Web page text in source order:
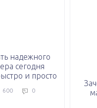
надежного
сегодня
и просто
600 0